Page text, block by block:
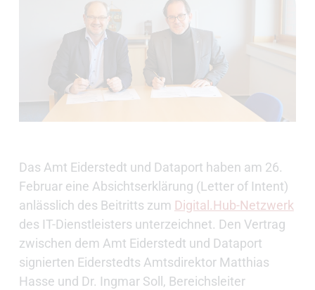
Das Amt Eiderstedt und Dataport haben am 26.
Februar eine Absichtserklärung (Letter of Intent)
anlässlich des Beitritts zum Digital.Hub-Netzwerk
des IT-Dienstleisters unterzeichnet. Den Vertrag
zwischen dem Amt Eiderstedt und Dataport
signierten Eiderstedts Amtsdirektor Matthias
Hasse und Dr. Ingmar Soll, Bereichsleiter